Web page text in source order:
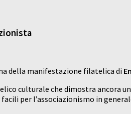
della manifestazione filatelica di
culturale che dimostra ancora
per l’associazionismo in